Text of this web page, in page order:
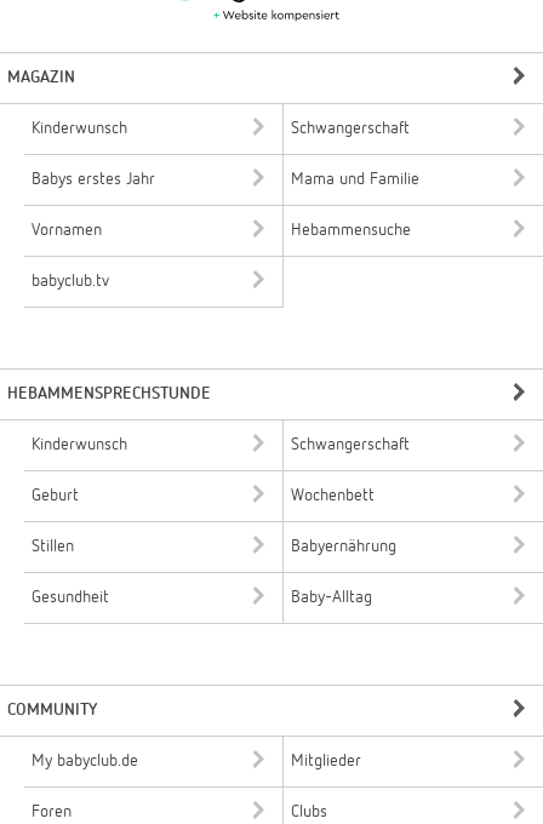
MAGAZIN
Kinderwunsch Schwangerschaft
Babys erstes Jahr Mama und Familie
Vornamen Hebammensuche
babyclub.tv
HEBAMMENSPRECHSTUNDE
Kinderwunsch Schwangerschaft
Geburt Wochenbett
Stillen Babyernährung
Gesundheit Baby-Alltag
COMMUNITY
My babyclub.de Mitglieder
Foren Clubs